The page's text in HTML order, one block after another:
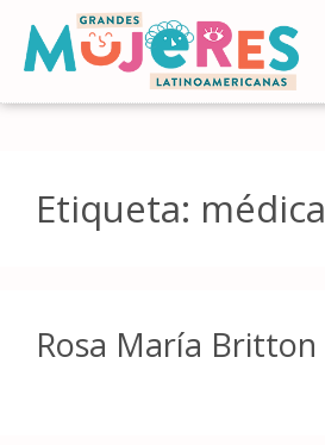
Etiqueta: médica
Rosa María Britton